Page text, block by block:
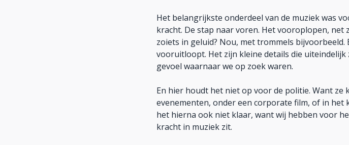
Het belangrijkste onderdeel van de muziek was
kracht. De stap naar voren. Het vooroplopen, net
zoiets in geluid? Nou, met trommels
vooruitloopt. Het zijn kleine details die
gevoel waarnaar we op zoek waren.
En hier houdt het niet op voor de politie. Want
evenementen, onder een corporate film, of in het
het hierna ook niet klaar, want wij hebben voor
kracht in muziek zit.